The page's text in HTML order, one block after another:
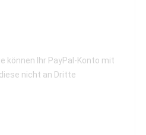
können Ihr PayPal-Konto mit
nicht an Dritte